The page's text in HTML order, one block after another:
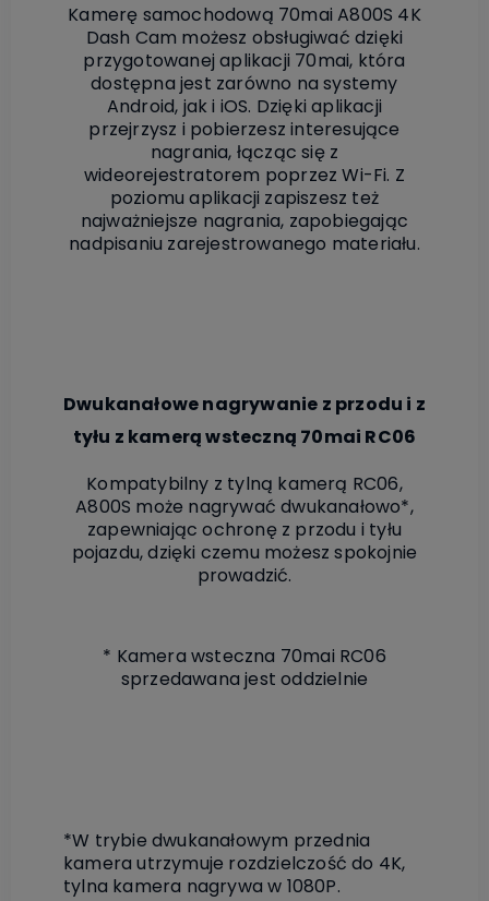
Kamerę samochodową 70mai A800S 4K
Dash Cam możesz obsługiwać dzięki
przygotowanej aplikacji 70mai, która
dostępna jest zarówno na systemy
Android, jak i iOS. Dzięki aplikacji
przejrzysz i pobierzesz interesujące
nagrania, łącząc się z
wideorejestratorem poprzez Wi-Fi. Z
poziomu aplikacji zapiszesz też
najważniejsze nagrania, zapobiegając
nadpisaniu zarejestrowanego materiału.
Dwukanałowe nagrywanie z przodu i z
tyłu z kamerą wsteczną 70mai RC06
Kompatybilny z tylną kamerą RC06,
A800S może nagrywać dwukanałowo*,
zapewniając ochronę z przodu i tyłu
pojazdu, dzięki czemu możesz spokojnie
prowadzić.
* Kamera wsteczna 70mai RC06
sprzedawana jest oddzielnie
*W trybie dwukanałowym przednia
kamera utrzymuje rozdzielczość do 4K,
tylna kamera nagrywa w 1080P.